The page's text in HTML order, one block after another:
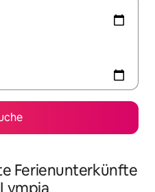
Ferienunterkünfte